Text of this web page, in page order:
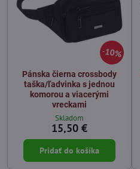
10%
Pánska čierna crossbody
taška/ľadvinka s jednou
komorou a viacerými
vreckami
Skladom
15,50 €
Pridať do košíka